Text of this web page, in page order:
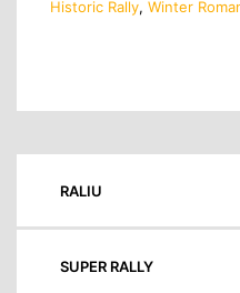
Historic Rally, Winter
RALIU
SUPER RALLY